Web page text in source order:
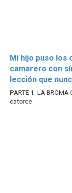
Mi hijo puso los
camarero con
lección que
PARTE 1: LA
catorce